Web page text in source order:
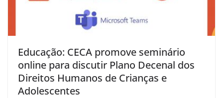
Educação: CECA promove seminário
online para discutir Plano Decenal dos
Direitos Humanos de Crianças e
Adolescentes